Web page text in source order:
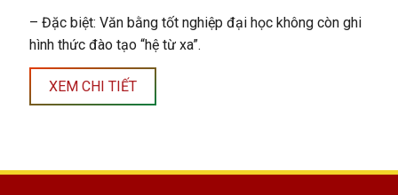
– Đặc biệt: Văn bằng tốt nghiệp đại học không còn ghi
hình thức đào tạo “hệ từ xa”.
XEM CHI TIẾT